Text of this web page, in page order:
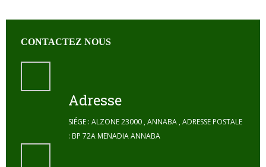
CONTACTEZ NOUS
Adresse
SIÉGE : ALZONE 23000 , ANNABA , ADRESSE POSTALE
: BP 72A MENADIA ANNABA